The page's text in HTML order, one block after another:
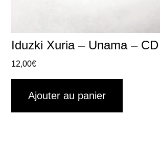
Iduzki Xuria – Unama – CD
12,00€
Ajouter au panier